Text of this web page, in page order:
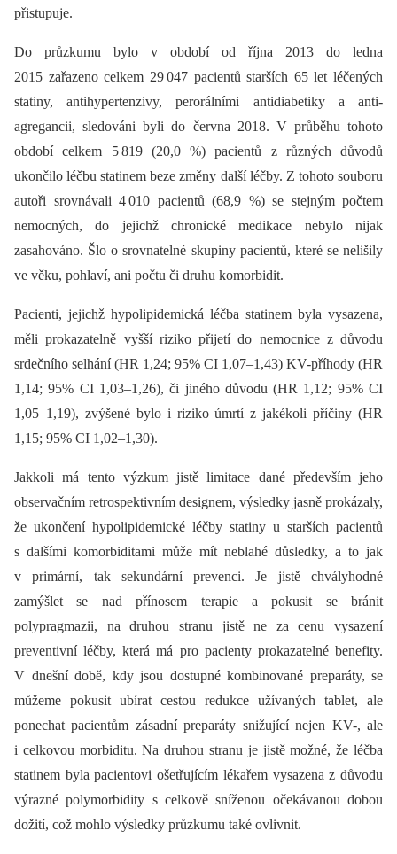
přistupuje.
Do průzkumu bylo v období od října 2013 do ledna
2015 zařazeno celkem 29 047 pacientů starších 65 let léčených
statiny, antihypertenzivy, perorálními antidiabetiky a anti­
agregancii, sledováni byli do června 2018. V průběhu tohoto
období celkem 5 819 (20,0 %) pacientů z různých důvodů
ukončilo léčbu statinem beze změny další léčby. Z tohoto souboru
autoři srovnávali 4 010 pacientů (68,9 %) se stejným počtem
nemocných, do jejichž chronické medikace nebylo nijak
zasahováno. Šlo o srovnatelné skupiny pacientů, které se nelišily
ve věku, pohlaví, ani počtu či druhu komorbidit.
Pacienti, jejichž hypolipidemická léčba statinem byla vysazena,
měli prokazatelně vyšší riziko přijetí do nemocnice z důvodu
srdečního selhání (HR 1,24; 95% CI 1,07–1,43) KV-příhody (HR
1,14; 95% CI 1,03–1,26), či jiného důvodu (HR 1,12; 95% CI
1,05–1,19), zvýšené bylo i riziko úmrtí z jakékoli příčiny (HR
1,15; 95% CI 1,02–1,30).
Jakkoli má tento výzkum jistě limitace dané především jeho
observačním retrospektivním designem, výsledky jasně prokázaly,
že ukončení hypolipidemické léčby statiny u starších pacientů
s dalšími komorbiditami může mít neblahé důsledky, a to jak
v primární, tak sekundární prevenci. Je jistě chvályhodné
zamýšlet se nad přínosem terapie a pokusit se bránit
polypragmazii, na druhou stranu jistě ne za cenu vysazení
preventivní léčby, která má pro pacienty prokazatelné benefity.
V dnešní době, kdy jsou dostupné kombinované preparáty, se
můžeme pokusit ubírat cestou redukce užívaných tablet, ale
ponechat pacientům zásadní preparáty snižující nejen KV-, ale
i celkovou morbiditu. Na druhou stranu je jistě možné, že léčba
statinem byla pacientovi ošetřujícím lékařem vysazena z důvodu
výrazné polymorbidity s celkově sníženou očekávanou dobou
dožití, což mohlo výsledky průzkumu také ovlivnit.